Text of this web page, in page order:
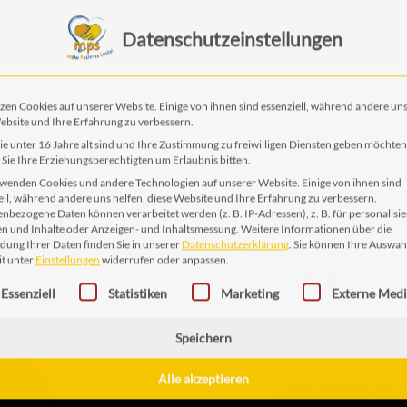
Das ist MPS
MPS_T32
1,00
Edle Ausführung mit
Edle Ausführung mit
Cookies auf unserer Website. Einige von ihnen sind essenziell, während andere uns
und Ihre Erfahrung zu verbessern.
unter 16 Jahre alt sind und Ihre Zustimmung zu freiwilligen Diensten geben möchten,
Sie Ihre Erziehungsberechtigten um Erlaubnis bitten.
Cookies und andere Technologien auf unserer Website. Einige von ihnen sind
während andere uns helfen, diese Website und Ihre Erfahrung zu verbessern.
Daten können verarbeitet werden (z. B. IP-Adressen), z. B. für
und Inhalte oder Anzeigen- und Inhaltsmessung.Weitere Informationen über die
Ihrer Daten finden Sie in unserer Datenschutzerklärung
Einstellungen widerrufen oder anpassen.
Speichern
Alle akzeptieren